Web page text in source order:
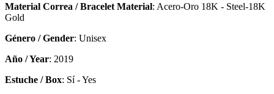
Material Correa / Bracelet Material: Acero-Oro 18K - Steel-18K
Gold
Género / Gender: Unisex
Año / Year: 2019
Estuche / Box: Sí - Yes